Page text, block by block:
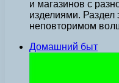
и магазинов с
изделиями. Раздел
неповторимом
Домашний быт